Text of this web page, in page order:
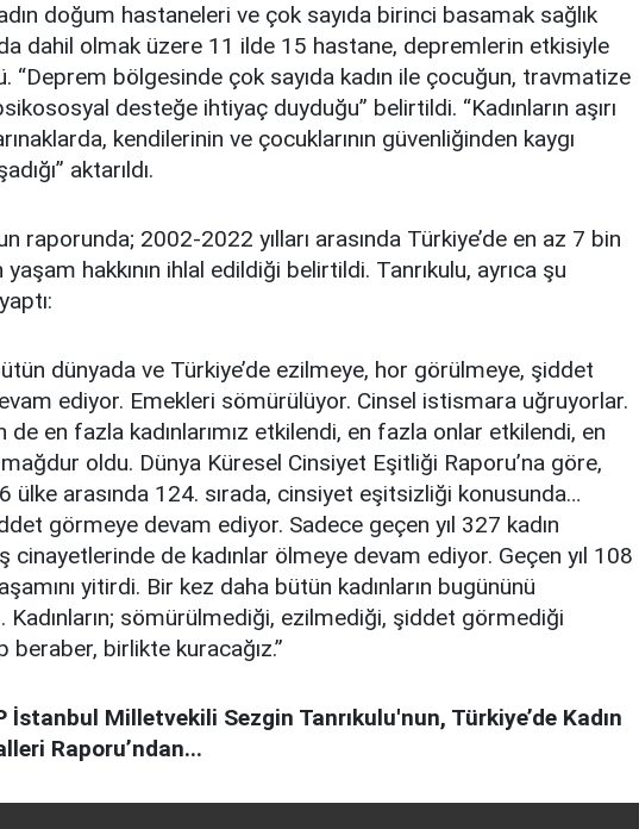
doğum hastaneleri ve çok sayıda birinci basamak sağlık
dahil olmak üzere 11 ilde 15 hastane, depremlerin etkisiyle
“Deprem bölgesinde çok sayıda kadın ile çocuğun, travmatize
desteğe ihtiyaç duyduğu” belirtildi. “Kadınların aşırı
kendilerinin ve çocuklarının güvenliğinden kaygı
aktarıldı.
raporunda; 2002-2022 yılları arasında Türkiye’de en az 7 bin
yaşam hakkının ihlal edildiği belirtildi. Tanrıkulu, ayrıca şu
dünyada ve Türkiye’de ezilmeye, hor görülmeye, şiddet
ediyor. Emekleri sömürülüyor. Cinsel istismara uğruyorlar.
de en fazla kadınlarımız etkilendi, en fazla onlar etkilendi, en
oldu. Dünya Küresel Cinsiyet Eşitliği Raporu’na göre,
ülke arasında 124. sırada, cinsiyet eşitsizliği konusunda…
görmeye devam ediyor. Sadece geçen yıl 327 kadın
cinayetlerinde de kadınlar ölmeye devam ediyor. Geçen yıl 108
yitirdi. Bir kez daha bütün kadınların bugününü
Kadınların; sömürülmediği, ezilmediği, şiddet görmediği
beraber, birlikte kuracağız.”
İstanbul Milletvekili Sezgin Tanrıkulu'nun, Türkiye’de Kadın
Raporu’ndan...